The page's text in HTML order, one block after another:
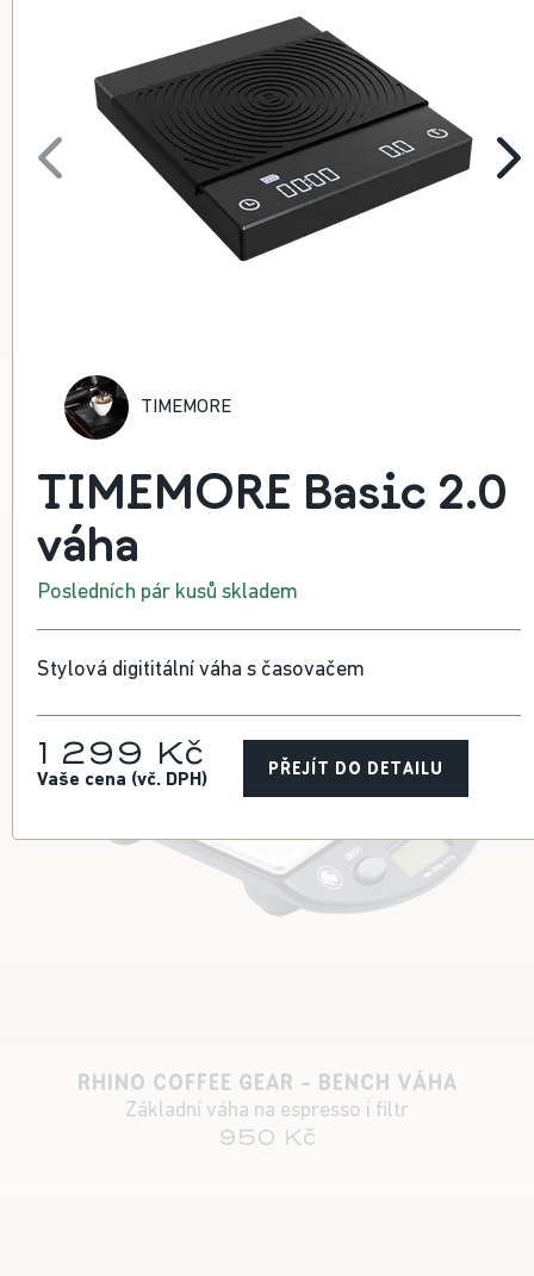
TIMEMORE BLACK MIRROR MINI VÁHA
RHINO COFFEE GEAR - BENCH VÁHA
Základní váha na espresso i filtr
950 Kč
TIMEMORE
TIMEMORE Basic 2.0
váha
Posledních pár kusů skladem
Stylová digititální váha s časovačem
1 299 Kč
Vaše cena (vč. DPH) PŘEJÍT DO DETAILU